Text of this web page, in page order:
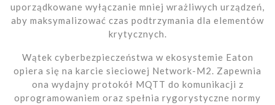
uporządkowane wyłączanie mniej wrażliwych urządzeń,
aby maksymalizować czas podtrzymania dla elementów
krytycznych.
Wątek cyberbezpieczeństwa w ekosystemie Eaton
opiera się na karcie sieciowej Network-M2. Zapewnia
ona wydajny protokół MQTT do komunikacji z
oprogramowaniem oraz spełnia rygorystyczne normy